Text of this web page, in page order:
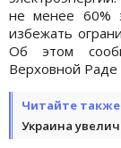
не менее 60%
избежать
Об этом
Верховной Раде
Читайте
Украина